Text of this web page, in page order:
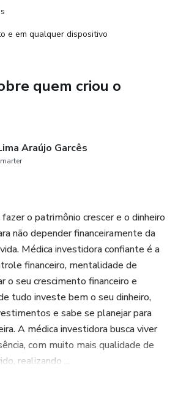
e em qualquer dispositivo
quem criou o
Araújo Garcês
o patrimônio crescer e o dinheiro
não depender financeiramente da
Médica investidora confiante é a
financeiro, mentalidade de
o seu crescimento financeiro e
tudo investe bem o seu dinheiro,
e sabe se planejar para
A médica investidora busca viver
com muito mais qualidade de
realizando ...